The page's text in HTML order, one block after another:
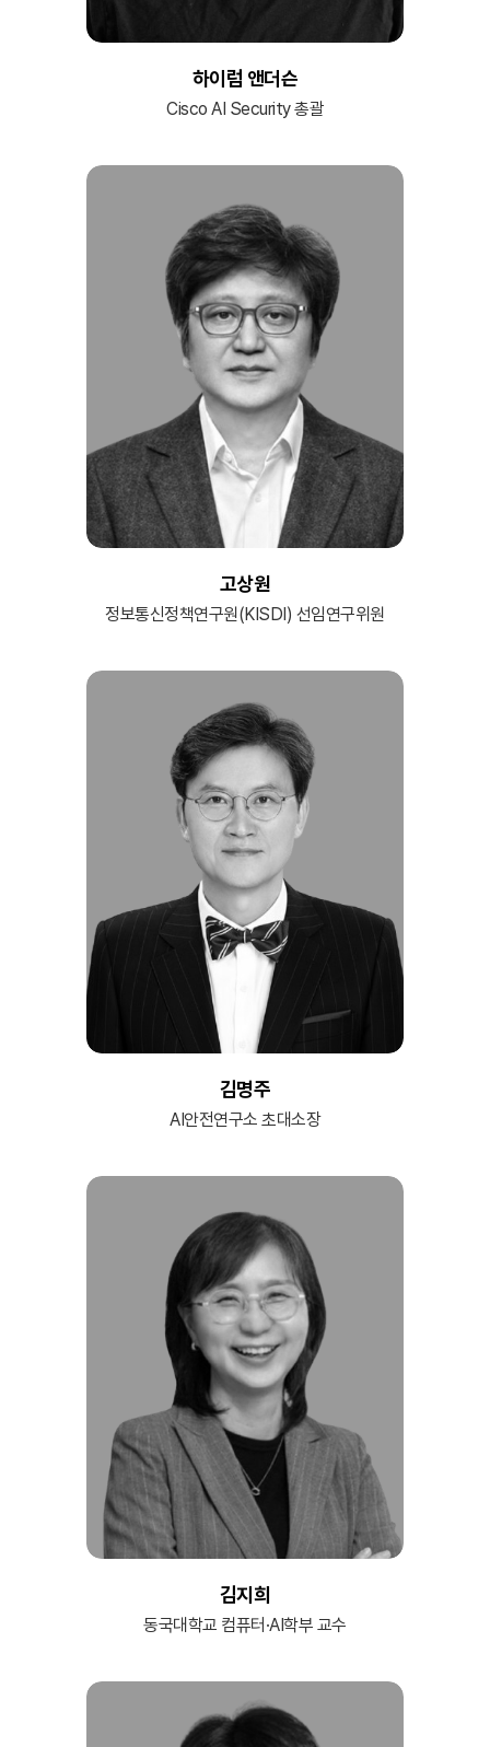
하이럼 앤더슨
Cisco AI Security 총괄
고상원
정보통신정책연구원(KISDI) 선임연구위원
김명주
AI안전연구소 초대소장
김지희
동국대학교 컴퓨터·AI학부 교수